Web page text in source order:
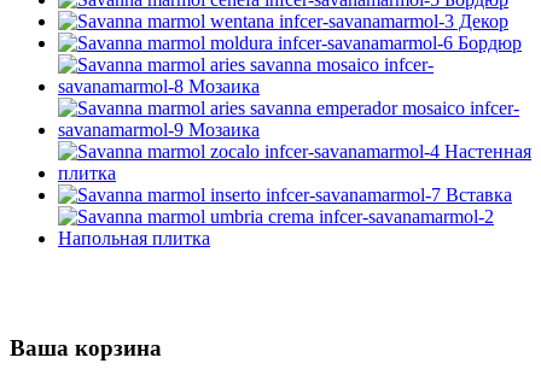
Ваша корзина